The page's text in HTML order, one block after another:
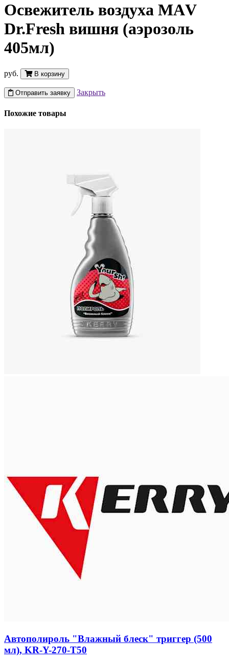
Освежитель воздуха MАV
Dr.Fresh вишня (аэрозоль
405мл)
руб. В корзину
Отправить заявку Закрыть
Похожие товары
Автополироль "Влажный блеск" триггер (500
мл), KR-Y-270-Т50